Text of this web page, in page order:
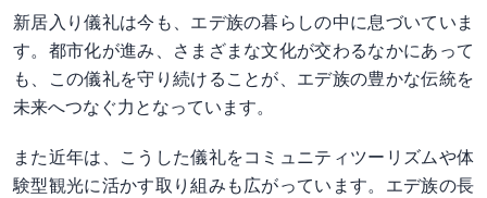
新居入り儀礼は今も、エデ族の暮らしの中に息づいていま
す。都市化が進み、さまざまな文化が交わるなかにあって
も、この儀礼を守り続けることが、エデ族の豊かな伝統を
未来へつなぐ力となっています。
また近年は、こうした儀礼をコミュニティツーリズムや体
験型観光に活かす取り組みも広がっています。エデ族の長